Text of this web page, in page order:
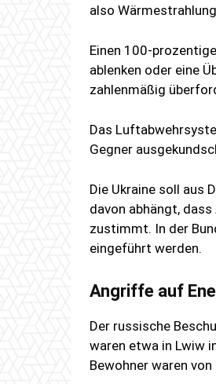
also
Einen 100-
ablenken oder eine
zahlenmäßig
Das
Gegner
Die Ukraine soll aus
davon abhängt,
zustimmt. In der
eingeführt werden.
Angriffe auf
Der russische
waren etwa in Lwiw
Bewohner waren